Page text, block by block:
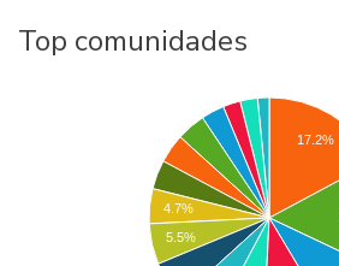
Top comunidades
17.2%
4.7%
5.5%